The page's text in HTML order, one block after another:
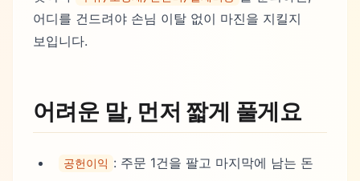
어디를 건드려야 손님 이탈 없이 마진을 지킬지
보입니다.
어려운 말, 먼저 짧게 풀게요
공헌이익 : 주문 1건을 팔고 마지막에 남는 돈